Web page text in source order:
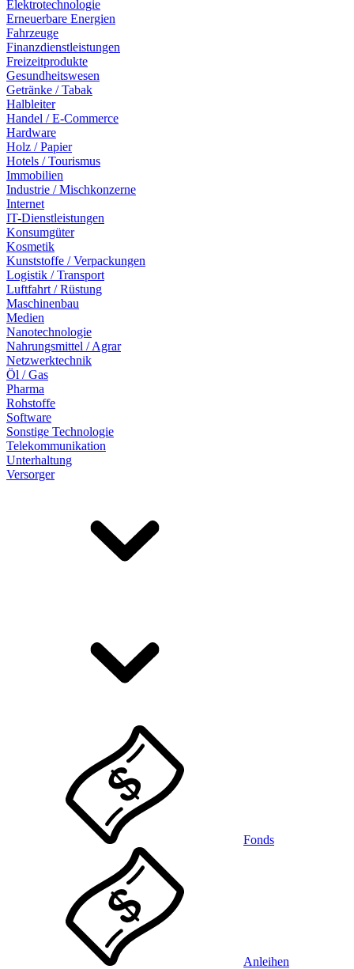
Elektrotechnologie
Erneuerbare Energien
Fahrzeuge
Finanzdienstleistungen
Freizeitprodukte
Gesundheitswesen
Getränke / Tabak
Halbleiter
Handel / E-Commerce
Hardware
Holz / Papier
Hotels / Tourismus
Immobilien
Industrie / Mischkonzerne
Internet
IT-Dienstleistungen
Konsumgüter
Kosmetik
Kunststoffe / Verpackungen
Logistik / Transport
Luftfahrt / Rüstung
Maschinenbau
Medien
Nanotechnologie
Nahrungsmittel / Agrar
Netzwerktechnik
Öl / Gas
Pharma
Rohstoffe
Software
Sonstige Technologie
Telekommunikation
Unterhaltung
Versorger
Fonds
Anleihen